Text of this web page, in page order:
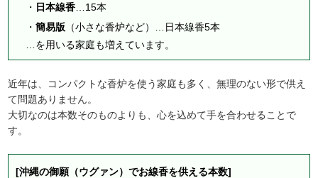
・ 日本線香 …15本
・簡易版 （小さな香炉など）…日本線香5本
…を用いる家庭も増えています。
近年は、コンパクトな香炉を使う家庭も多く、無理のない形で供え
て問題ありません。
大切なのは本数そのものよりも、心を込めて手を合わせることで
す。
[沖縄の御願（ウグァン）でお線香を供える本数]